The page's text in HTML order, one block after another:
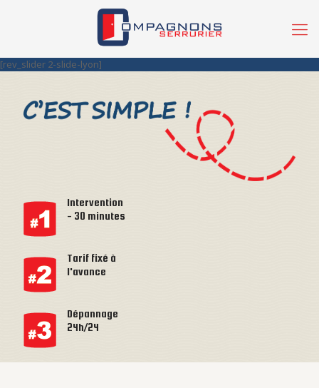
[rev_slider 2-slide-lyon]
Intervention
- 30 minutes
Tarif fixé à
l'avance
Dépannage
24h/24